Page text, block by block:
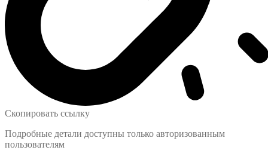
Скопировать ссылку
Подробные детали доступны только авторизованным
пользователям